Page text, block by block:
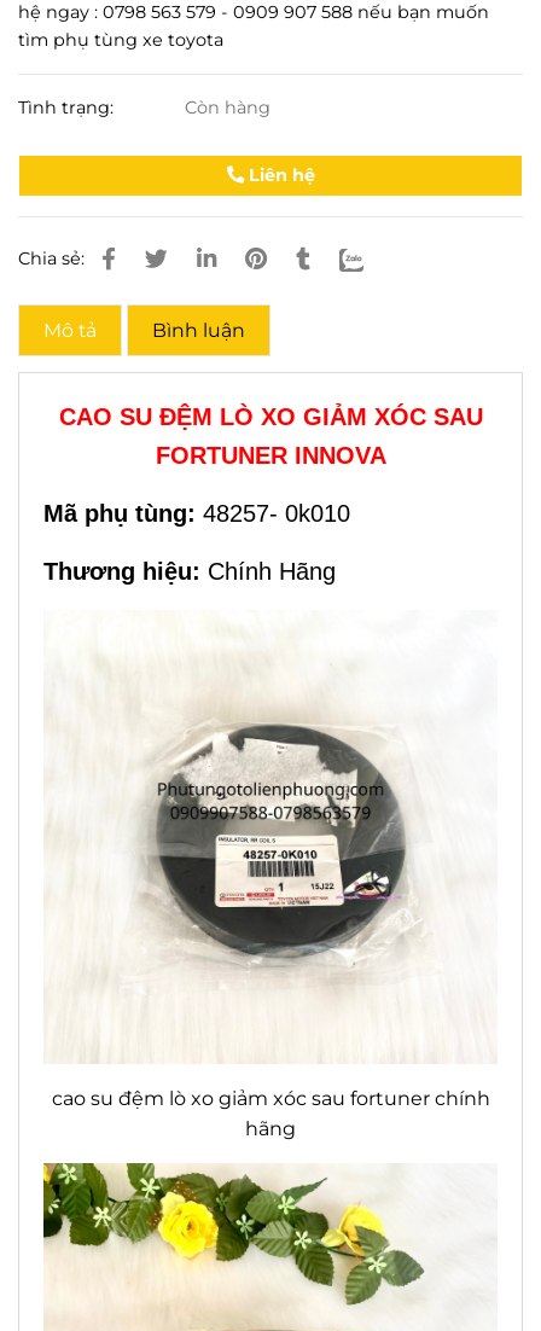
hệ ngay : 0798 563 579 - 0909 907 588 nếu bạn muốn
tìm phụ tùng xe toyota
Tình trạng: Còn hàng
Liên hệ
Chia sẻ:
Mô tả Bình luận
CAO SU ĐỆM LÒ XO GIẢM XÓC SAU
FORTUNER INNOVA
Mã phụ tùng: 48257- 0k010
Thương hiệu: Chính Hãng
cao su đệm lò xo giảm xóc sau fortuner chính
hãng